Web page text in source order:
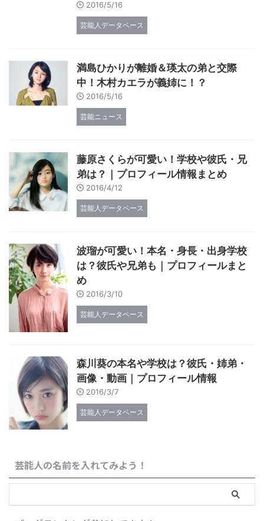
2016/5/16
芸能人データベース
満島ひかりが離婚＆瑛太の弟と交際
中！木村カエラが義姉に！？
2016/5/16
芸能ニュース
藤原さくらが可愛い！学校や彼氏・兄
弟は？｜プロフィール情報まとめ
2016/4/12
芸能人データベース
波瑠が可愛い！本名・身長・出身学校
は？彼氏や兄弟も｜プロフィールまと
め
2016/3/10
芸能人データベース
森川葵の本名や学校は？彼氏・姉弟・
画像・動画｜プロフィール情報
2016/3/7
芸能人データベース
芸能人の名前を入れてみよう！